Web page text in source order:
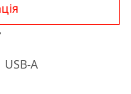
USB-A